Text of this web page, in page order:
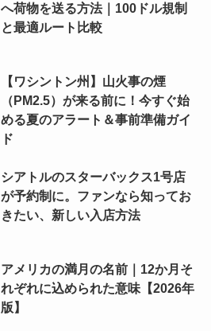
へ荷物を送る方法｜100ドル規制
と最適ルート比較
【ワシントン州】山火事の煙
（PM2.5）が来る前に！今すぐ始
める夏のアラート＆事前準備ガイ
ド
シアトルのスターバックス1号店
が予約制に。ファンなら知ってお
きたい、新しい入店方法
アメリカの満月の名前｜12か月そ
れぞれに込められた意味【2026年
版】